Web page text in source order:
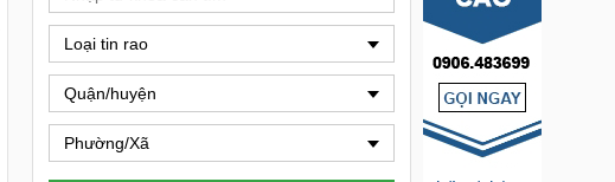
Loại tin rao
Quận/huyện
Phường/Xã